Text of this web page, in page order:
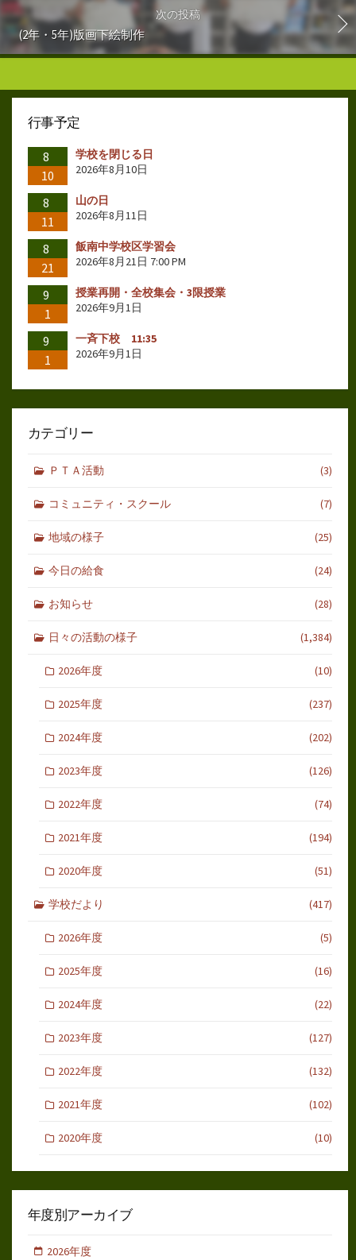
次の投稿
(2年・5年)版画下絵制作
行事予定
8
10
学校を閉じる日
2026年8月10日
8
11
山の日
2026年8月11日
8
21
飯南中学校区学習会
2026年8月21日 7:00 PM
9
1
授業再開・全校集会・3限授業
2026年9月1日
9
1
一斉下校 11:35
2026年9月1日
カテゴリー
ＰＴＡ活動 (3)
コミュニティ・スクール (7)
地域の様子 (25)
今日の給食 (24)
お知らせ (28)
日々の活動の様子 (1,384)
2026年度 (10)
2025年度 (237)
2024年度 (202)
2023年度 (126)
2022年度 (74)
2021年度 (194)
2020年度 (51)
学校だより (417)
2026年度 (5)
2025年度 (16)
2024年度 (22)
2023年度 (127)
2022年度 (132)
2021年度 (102)
2020年度 (10)
年度別アーカイブ
2026年度